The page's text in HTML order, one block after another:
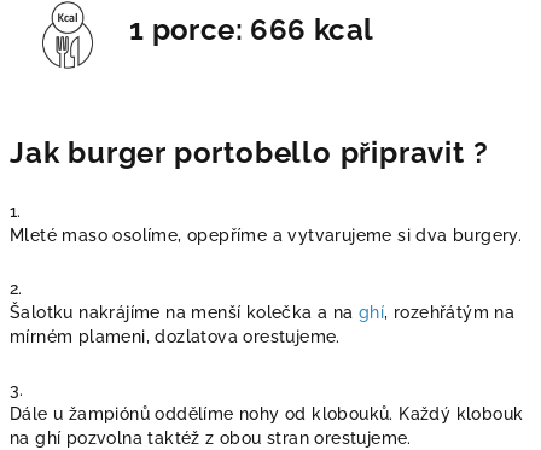
1 porce: 666 kcal
Jak burger portobello připravit ?
1.
Mleté maso osolíme, opepříme a vytvarujeme si dva burgery.
2.
Šalotku nakrájíme na menší kolečka a na ghí, rozehřátým na
mírném plameni, dozlatova orestujeme.
3.
Dále u žampiónů oddělíme nohy od klobouků. Každý klobouk
na ghí pozvolna taktéž z obou stran orestujeme.